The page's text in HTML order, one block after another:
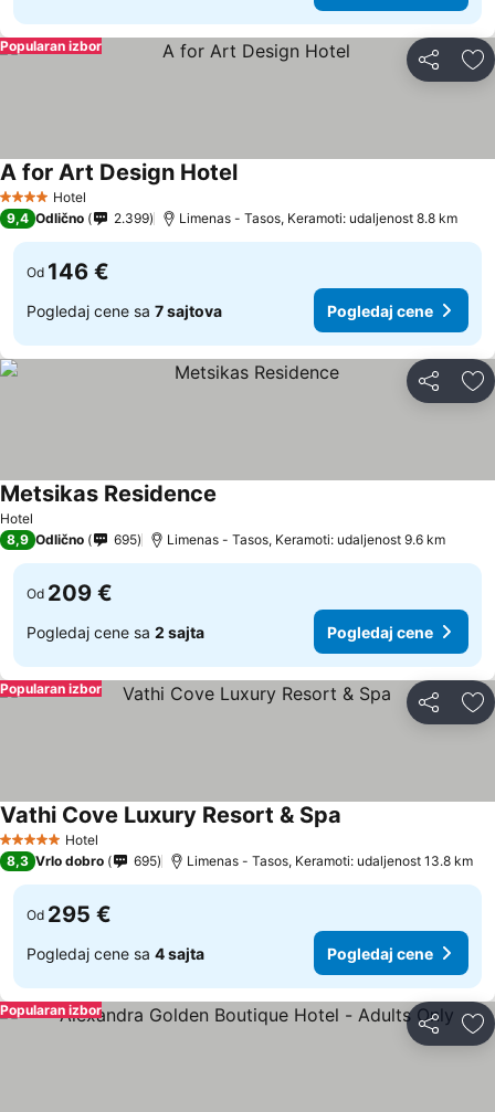
Deli
Popularan izbor
4 ZvezdiceHotel
A for Art Design HotelPogledaj cene
9,4 Odlično 2.399 Limenas - Tasos, Keramoti: udaljenost 8.8 km
Od 146 €
Pogledaj cene sa 7 sajtova Pogledaj cene
Deli
Hotel
Metsikas Residence
8,9 Odlično 695 Limenas - Tasos, Keramoti: udaljenost 9.6 km
Od 209 €
Pogledaj cene sa 2 sajta Pogledaj cene
Deli
Popularan izbor
5 ZvezdiceHotel
Vathi Cove Luxury Resort & Spa
8,3 Vrlo dobro 695 Limenas - Tasos, Keramoti: udaljenost 13.8 km
Od 295 €
Pogledaj cene sa 4 sajta Pogledaj cene
Deli
Popularan izbor